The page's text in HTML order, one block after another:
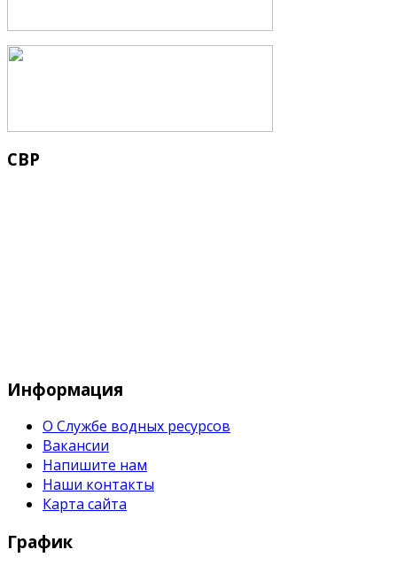
СВР
Информация
О Службе водных ресурсов
Вакансии
Напишите нам
Наши контакты
Карта сайта
График